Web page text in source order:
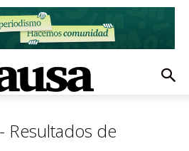
- Resultados de